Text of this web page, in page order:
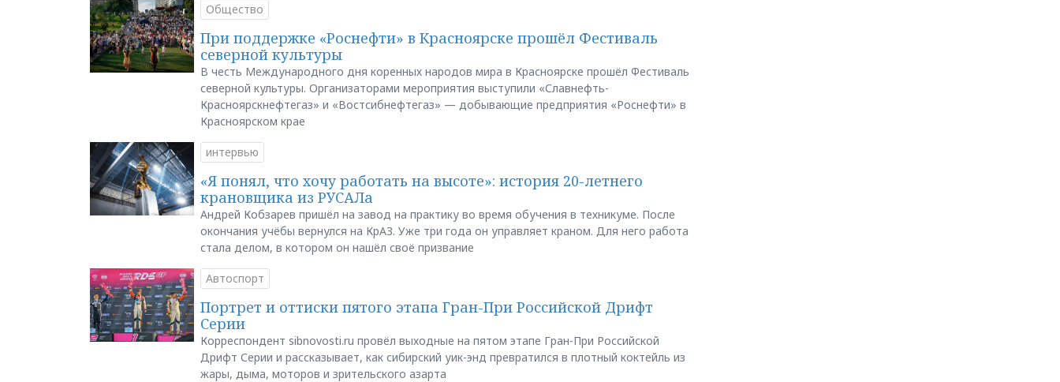
Общество
При поддержке «Роснефти» в Красноярске прошёл Фестиваль
северной культуры
В честь Международного дня коренных народов мира в Красноярске прошёл Фестиваль
северной культуры. Организаторами мероприятия выступили «Славнефть-
Красноярскнефтегаз» и «Востсибнефтегаз» — добывающие предприятия «Роснефти» в
Красноярском крае
интервью
«Я понял, что хочу работать на высоте»: история 20-летнего
крановщика из РУСАЛа
Андрей Кобзарев пришёл на завод на практику во время обучения в техникуме. После
окончания учёбы вернулся на КрАЗ. Уже три года он управляет краном. Для него работа
стала делом, в котором он нашёл своё призвание
Автоспорт
Портрет и оттиски пятого этапа Гран-При Российской Дрифт
Серии
Корреспондент sibnovosti.ru провёл выходные на пятом этапе Гран-При Российской
Дрифт Серии и рассказывает, как сибирский уик-энд превратился в плотный коктейль из
жары, дыма, моторов и зрительского азарта